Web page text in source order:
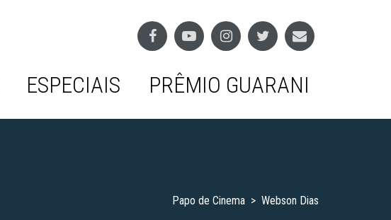
ESPECIAIS PRÊMIO GUARANI
Papo de Cinema > Webson Dias